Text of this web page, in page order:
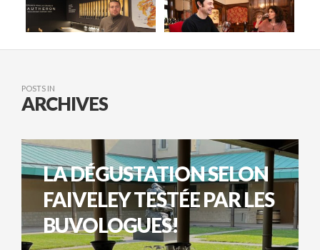
POSTS IN
ARCHIVES
LA DÉGUSTATION SELON
FAIVELEY TESTÉE PAR LES
BUVOLOGUES!